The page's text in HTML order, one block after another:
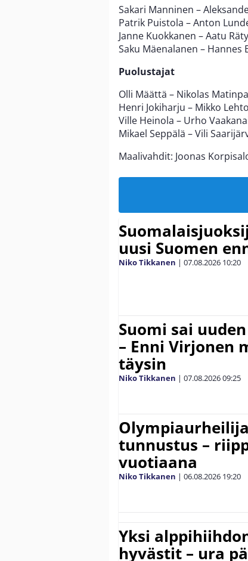
Sakari Manninen –
Patrik Puistola – Anton
Janne Kuokkanen – Aatu
Saku Mäenalanen –
Puolustajat
Olli Määttä – Nikolas
Henri Jokiharju – Mikko
Ville Heinola – Urho
Mikael Seppälä – Vili
Maalivahdit: Joonas
uusi Suomen
Niko Tikkanen | 07.08.2026 10:20
Suomi sai
– Enni Virjonen
täysin
Niko Tikkanen | 07.08.202609:25
tunnustus –
vuotiaana
Niko Tikkanen | 06.08.2026 19:20
Yksi
hyvästit – ura